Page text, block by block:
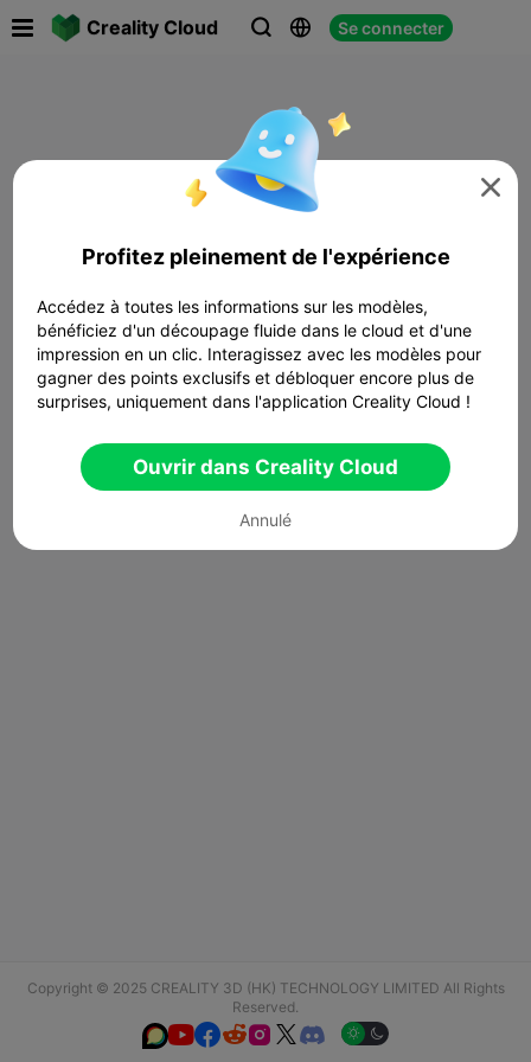
Creality Cloud   Se connecter
Copyright © 2025 CREALITY 3D (HK) TECHNOLOGY LIMITED All Rights
Reserved.
  

Profitez pleinement de l'expérience
Accédez à toutes les informations sur les modèles,
bénéficiez d'un découpage fluide dans le cloud et d'une
impression en un clic. Interagissez avec les modèles pour
gagner des points exclusifs et débloquer encore plus de
surprises, uniquement dans l'application Creality Cloud !
Ouvrir dans Creality Cloud
Annulé